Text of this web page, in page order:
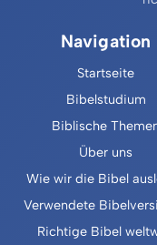
Navigation
Startseite
Bibelstudium
Biblische
Über uns
Wie wir die Bibel
Verwendete
Richtige Bibel